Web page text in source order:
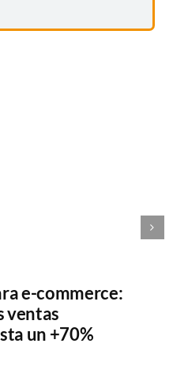
e-commerce:
ventas
un +70%